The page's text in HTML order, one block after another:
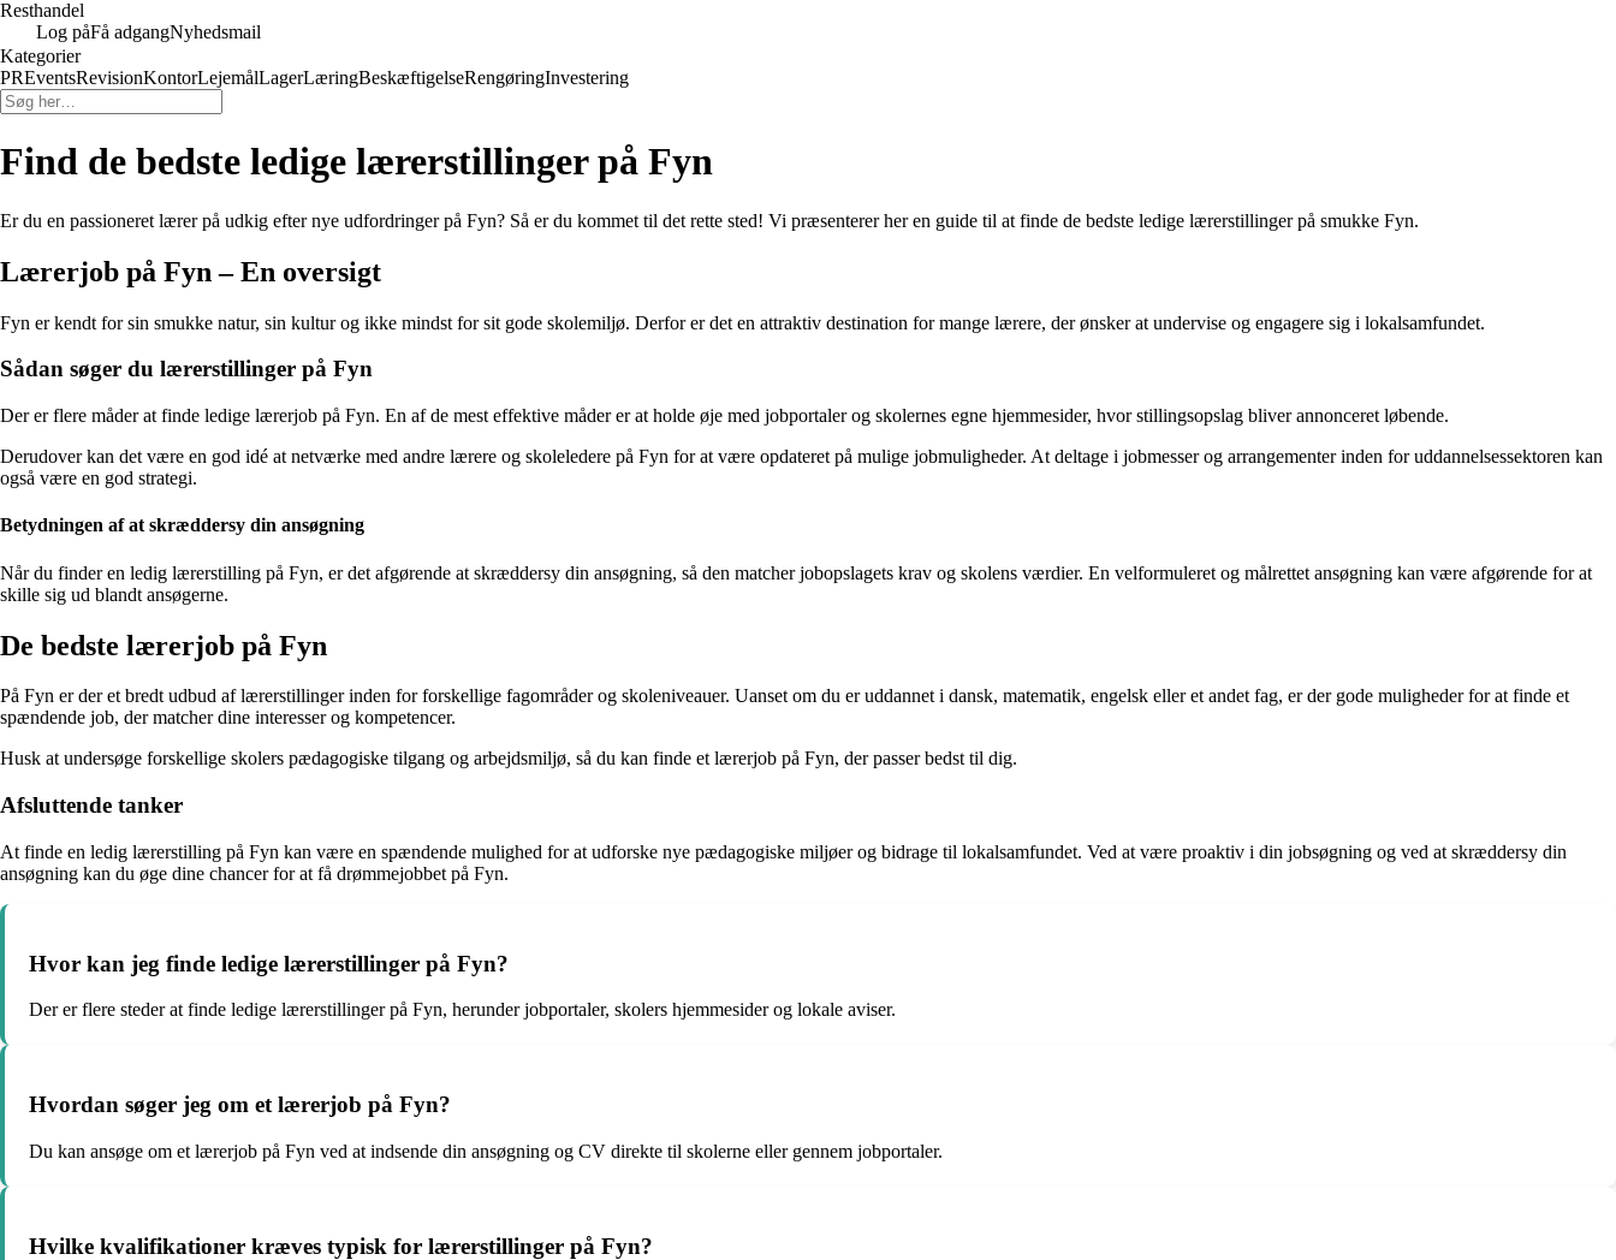
Resthandel
Log påFå adgangNyhedsmail
Kategorier
PREventsRevisionKontorLejemålLagerLæringBeskæftigelseRengøringInvestering
Find de bedste ledige lærerstillinger på Fyn
Er du en passioneret lærer på udkig efter nye udfordringer på Fyn? Så er du kommet til det rette sted! Vi præsenterer her en guide til at finde de bedste ledige lærerstillinger på smukke Fyn.
Lærerjob på Fyn – En oversigt
Fyn er kendt for sin smukke natur, sin kultur og ikke mindst for sit gode skolemiljø. Derfor er det en attraktiv destination for mange lærere, der ønsker at undervise og engagere sig i lokalsamfundet.
Sådan søger du lærerstillinger på Fyn
Der er flere måder at finde ledige lærerjob på Fyn. En af de mest effektive måder er at holde øje med jobportaler og skolernes egne hjemmesider, hvor stillingsopslag bliver annonceret løbende.
Derudover kan det være en god idé at netværke med andre lærere og skoleledere på Fyn for at være opdateret på mulige jobmuligheder. At deltage i jobmesser og arrangementer inden for uddannelsessektoren kan
også være en god strategi.
Betydningen af at skræddersy din ansøgning
Når du finder en ledig lærerstilling på Fyn, er det afgørende at skræddersy din ansøgning, så den matcher jobopslagets krav og skolens værdier. En velformuleret og målrettet ansøgning kan være afgørende for at
skille sig ud blandt ansøgerne.
De bedste lærerjob på Fyn
På Fyn er der et bredt udbud af lærerstillinger inden for forskellige fagområder og skoleniveauer. Uanset om du er uddannet i dansk, matematik, engelsk eller et andet fag, er der gode muligheder for at finde et
spændende job, der matcher dine interesser og kompetencer.
Husk at undersøge forskellige skolers pædagogiske tilgang og arbejdsmiljø, så du kan finde et lærerjob på Fyn, der passer bedst til dig.
Afsluttende tanker
At finde en ledig lærerstilling på Fyn kan være en spændende mulighed for at udforske nye pædagogiske miljøer og bidrage til lokalsamfundet. Ved at være proaktiv i din jobsøgning og ved at skræddersy din
ansøgning kan du øge dine chancer for at få drømmejobbet på Fyn.
Hvor kan jeg finde ledige lærerstillinger på Fyn?
Der er flere steder at finde ledige lærerstillinger på Fyn, herunder jobportaler, skolers hjemmesider og lokale aviser.
Hvordan søger jeg om et lærerjob på Fyn?
Du kan ansøge om et lærerjob på Fyn ved at indsende din ansøgning og CV direkte til skolerne eller gennem jobportaler.
Hvilke kvalifikationer kræves typisk for lærerstillinger på Fyn?